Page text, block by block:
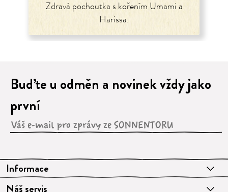
Zdravá pochoutka s kořením Umami a
Harissa.
Informace
Náš servis
Buďte u odměn a novinek vždy jako
první